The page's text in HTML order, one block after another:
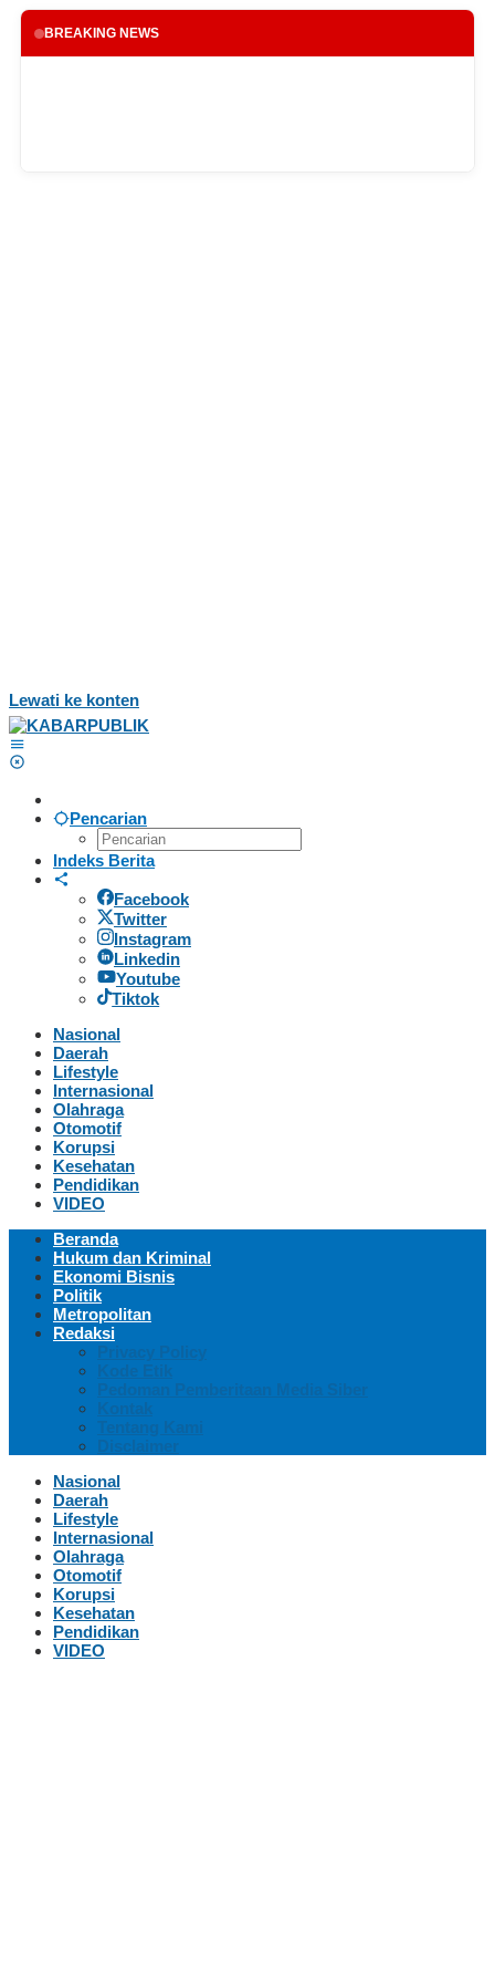
BREAKING NEWS
Lewati ke konten
Pencarian
Indeks Berita
Facebook
Twitter
Instagram
Linkedin
Youtube
Tiktok
Nasional
Daerah
Lifestyle
Internasional
Olahraga
Otomotif
Korupsi
Kesehatan
Pendidikan
VIDEO
Beranda
Hukum dan Kriminal
Ekonomi Bisnis
Politik
Metropolitan
Redaksi
Privacy Policy
Kode Etik
Pedoman Pemberitaan Media Siber
Kontak
Tentang Kami
Disclaimer
Nasional
Daerah
Lifestyle
Internasional
Olahraga
Otomotif
Korupsi
Kesehatan
Pendidikan
VIDEO